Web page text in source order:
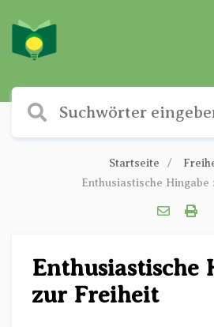
Startseite
Enthusiastische
Enthusiastische
zur Freiheit